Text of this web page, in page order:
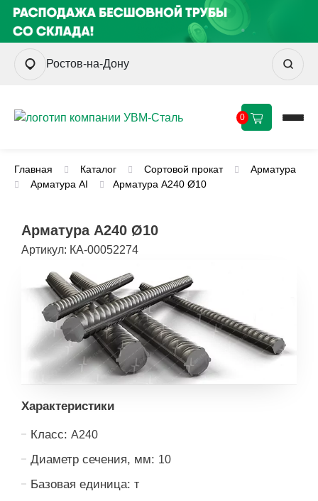
Ростов-на-Дону
0
Главная Каталог Сортовой прокат
Арматура
Арматура AI
Арматура А240 Ø10
Арматура А240 Ø10
Артикул: КА-00052274
Характеристики
Класс: А240
Диаметр сечения, мм: 10
Базовая единица: т